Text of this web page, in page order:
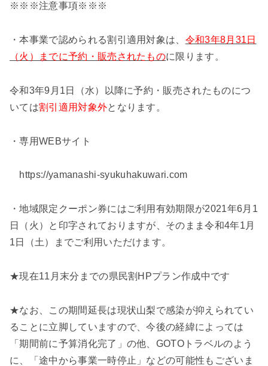
※※※注意事項※※※
・本事業で認められる割引適用対象は、 令和3年8月31日
（火）までに予約・販売されたものに限ります。
令和3年9月1日（水）以降に予約・販売されたものにつ
いては割引適用対象外となります。
・専用WEBサイト
https://yamanashi-syukuhakuwari.com
・地域限定クーポン券にはご利用有効期限が2021年6月1
日（火）と印字されておりますが、そのまま令和4年1月
1日（土）までご利用いただけます。
★現在11月末分までの県民割HPプラン作成中です
★なお、この期間延長は現状山梨で感染が抑えられてい
ることに立脚していますので、今後の経緯によっては
「期間前に予算消化完了」の他、GOTOトラベルのよう
に、「途中から事業一時停止」などの可能性もございま